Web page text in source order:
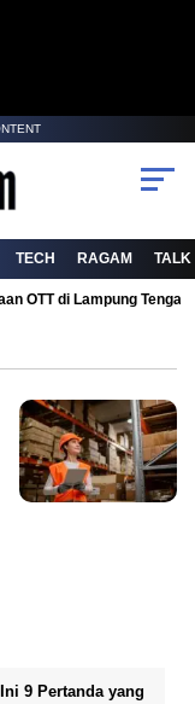
TECH RAGAM TALK
OTT di Lampung
9 Pertanda yang